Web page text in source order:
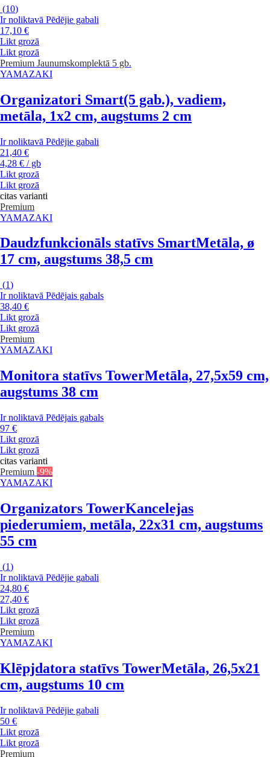
(10)
Ir noliktavā Pēdējie gabali
17,10 €
Likt grozā
Likt grozā
Premium Jaunumskomplektā 5 gb.
YAMAZAKI
Organizatori Smart(5 gab.), vadiem,
metāla, 1x2 cm, augstums 2 cm
Ir noliktavā Pēdējie gabali
21,40 €
4,28 € / gb
Likt grozā
Likt grozā
citas varianti
Premium
YAMAZAKI
Daudzfunkcionāls statīvs SmartMetāla, ø
17 cm, augstums 38,5 cm
(1)
Ir noliktavā Pēdējais gabals
38,40 €
Likt grozā
Likt grozā
Premium
YAMAZAKI
Monitora statīvs TowerMetāla, 27,5x59 cm,
augstums 38 cm
Ir noliktavā Pēdējais gabals
97 €
Likt grozā
Likt grozā
citas varianti
Premium -9%
YAMAZAKI
Organizators TowerKancelejas
piederumiem, metāla, 22x31 cm, augstums
55 cm
(1)
Ir noliktavā Pēdējie gabali
24,80 €
27,40 €
Likt grozā
Likt grozā
Premium
YAMAZAKI
Klēpjdatora statīvs TowerMetāla, 26,5x21
cm, augstums 10 cm
Ir noliktavā Pēdējie gabali
50 €
Likt grozā
Likt grozā
Premium